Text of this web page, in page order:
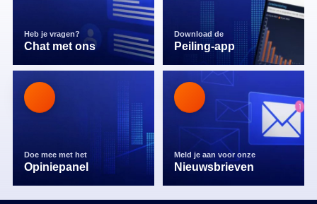
Heb je vragen?
Chat met ons
Download de
Peiling-app
Doe mee met het
Opiniepanel
Meld je aan voor onze
Nieuwsbrieven